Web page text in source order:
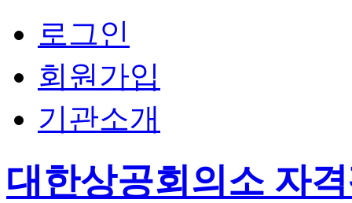
로그인
회원가입
기관소개
대한상공회의소 자